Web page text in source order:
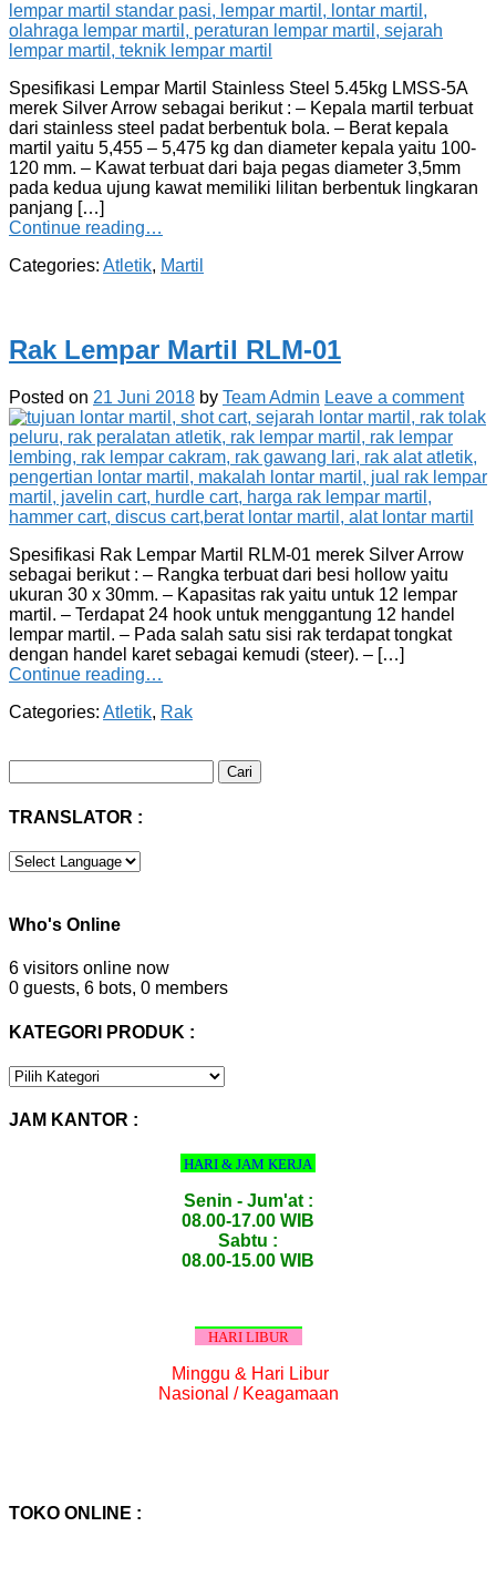
Spesifikasi Lempar Martil Stainless Steel 5.45kg LMSS-5A
merek Silver Arrow sebagai berikut : – Kepala martil terbuat
dari stainless steel padat berbentuk bola. – Berat kepala
martil yaitu 5,455 – 5,475 kg dan diameter kepala yaitu 100-
120 mm. – Kawat terbuat dari baja pegas diameter 3,5mm
pada kedua ujung kawat memiliki lilitan berbentuk lingkaran
panjang […]
Continue reading…
Categories: Atletik, Martil
Rak Lempar Martil RLM-01
Posted on 21 Juni 2018 by Team Admin Leave a comment
Spesifikasi Rak Lempar Martil RLM-01 merek Silver Arrow
sebagai berikut : – Rangka terbuat dari besi hollow yaitu
ukuran 30 x 30mm. – Kapasitas rak yaitu untuk 12 lempar
martil. – Terdapat 24 hook untuk menggantung 12 handel
lempar martil. – Pada salah satu sisi rak terdapat tongkat
dengan handel karet sebagai kemudi (steer). – […]
Continue reading…
Categories: Atletik, Rak
untuk:
TRANSLATOR :
Who's Online
6 visitors online now
0 guests, 6 bots, 0 members
KATEGORI PRODUK :
KATEGORI
JAM KANTOR :
HARI & JAM KERJA
Senin - Jum'at :
08.00-17.00 WIB
Sabtu :
08.00-15.00 WIB
HARI LIBUR
Minggu & Hari Libur
Nasional / Keagamaan
TOKO ONLINE :